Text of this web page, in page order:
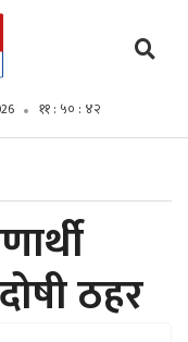
११ : ५० : ४३
ठहर